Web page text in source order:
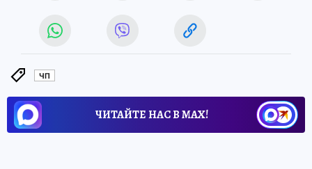
ЧП
ЧИТАЙТЕ НАС В МАХ!